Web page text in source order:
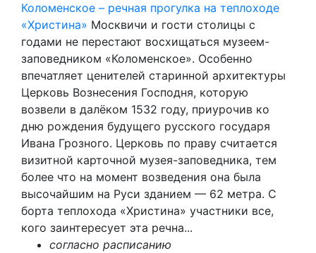
Коломенское – речная прогулка на теплоходе
«Христина» Москвичи и гости столицы с
годами не перестают восхищаться музеем-
заповедником «Коломенское». Особенно
впечатляет ценителей старинной архитектуры
Церковь Вознесения Господня, которую
возвели в далёком 1532 году, приурочив ко
дню рождения будущего русского государя
Ивана Грозного. Церковь по праву считается
визитной карточной музея-заповедника, тем
более что на момент возведения она была
высочайшим на Руси зданием — 62 метра. С
борта теплохода «Христина» участники все,
кого заинтересует эта речна...
согласно расписанию